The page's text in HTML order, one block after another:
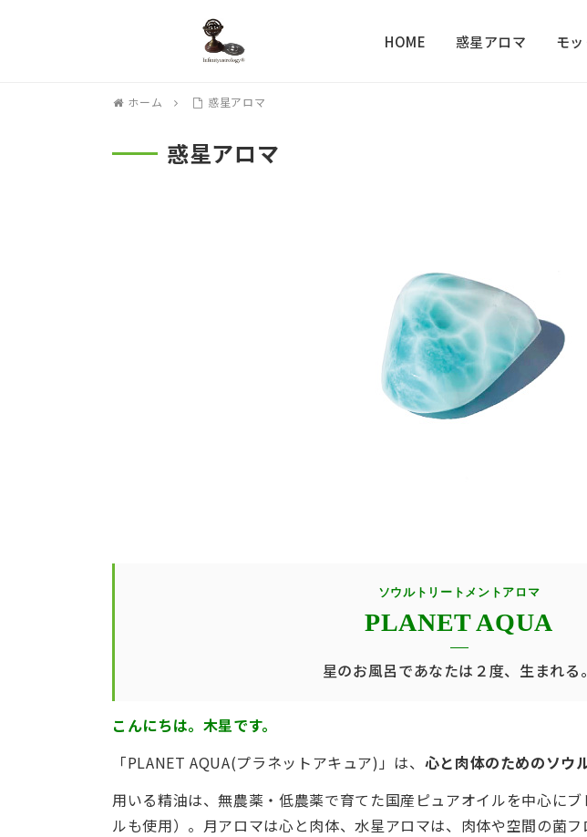
HOME 惑星アロマ モ
ホーム 惑星アロマ
惑星アロマ
ソウルトリートメントアロマ
PLANET AQUA
星のお風呂であなたは２度、生まれる。
こんにちは。木星です。
「PLANET AQUA(プラネットアキュア)」は、 心と肉体のためのソウ
用いる精油は、無農薬・低農薬で育てた国産ピュアオイルを中心に
ルも使用）。月アロマは心と肉体、水星アロマは、肉体や空間の菌